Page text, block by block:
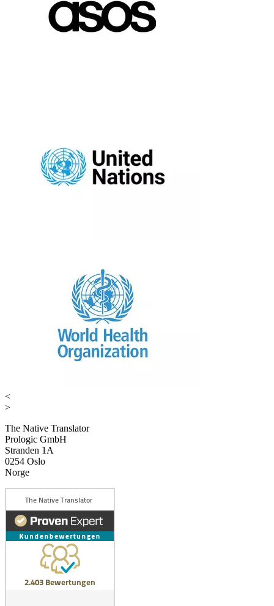
<
>
The Native Translator
Prologic GmbH
Stranden 1A
0254 Oslo
Norge